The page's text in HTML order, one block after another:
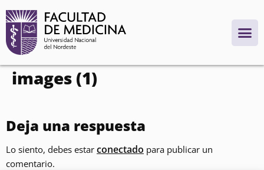
contenido
images (1)
Deja una respuesta
Lo siento, debes estar conectado para publicar un
comentario.